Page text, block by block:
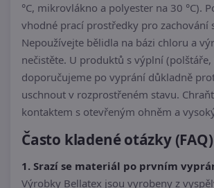
°C, mikrovlákno a polyester na 30 °C).
vhodné prací prostředky pro zachování
Nepoužívejte bělidla na bázi chloru a
nečistěte. U produktů s výplní
doporučujeme po vyprání důkladně
uschnout v rozprostřeném stavu.
kontaktem s otevřeným ohněm a
Často kladené otázky (FAQ)
1. Srazí se materiál po prvním
Výrobky Bellatex jsou vyrobeny z